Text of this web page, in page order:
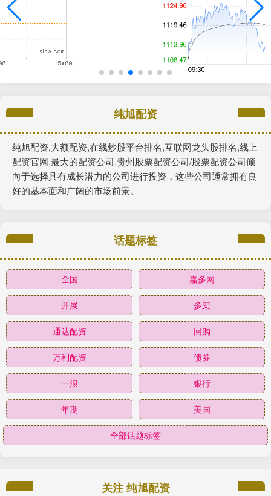
纯旭配资
纯旭配资,大额配资,在线炒股平台排名,互联网龙头股排名,线上
配资官网,最大的配资公司,贵州股票配资公司/股票配资公司倾
向于选择具有成长潜力的公司进行投资，这些公司通常拥有良
好的基本面和广阔的市场前景。
话题标签
全国 嘉多网
开展 多架
通达配资 回购
万利配资 债券
一浪 银行
年期 美国
全部话题标签
关注 纯旭配资